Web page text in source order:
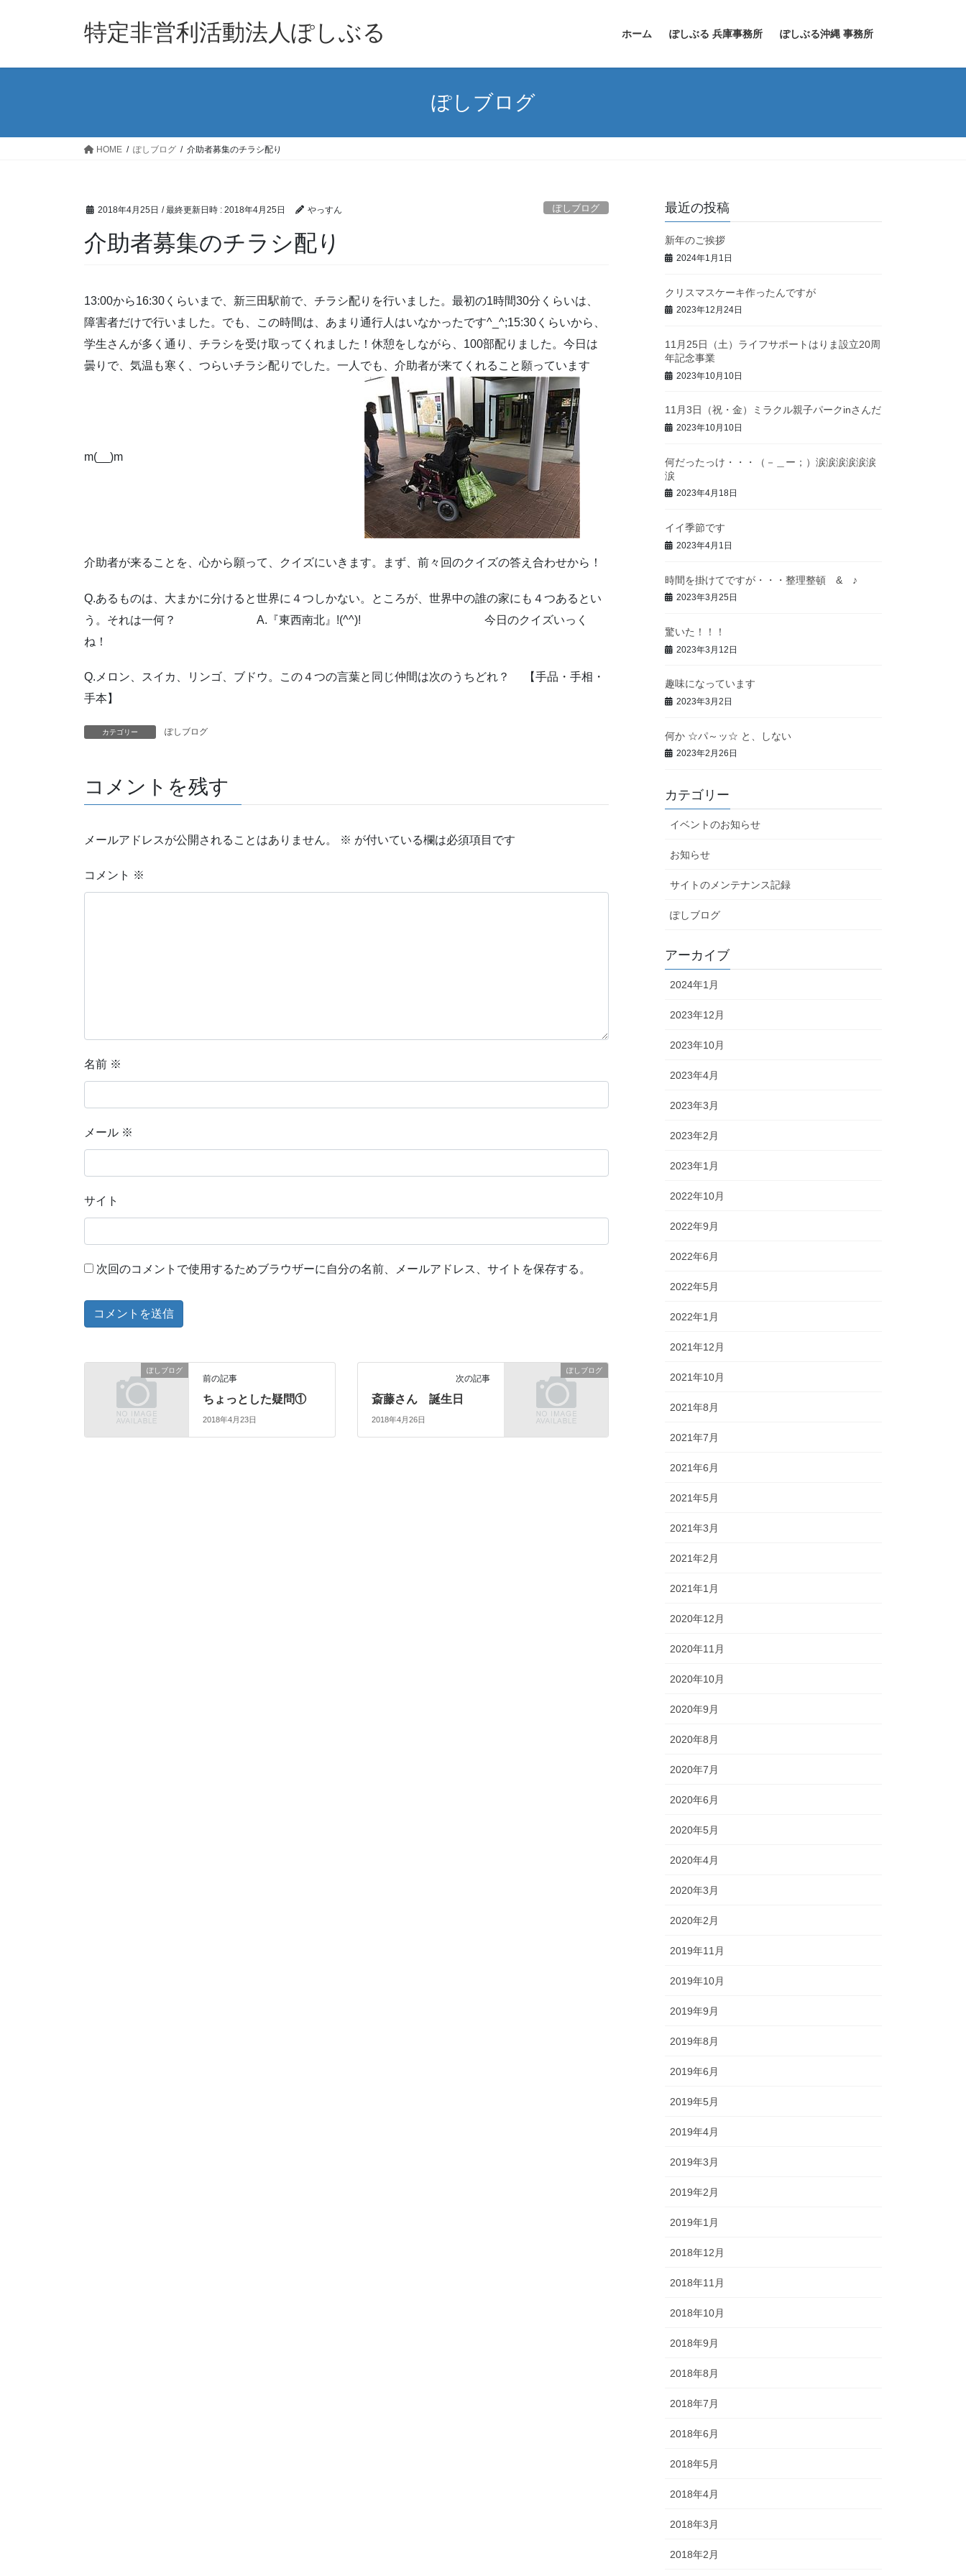
特定非営利活動法人ぽしぶる ホーム ぽしぶる 兵庫事務所 ぽしぶる沖縄 事務所
ぽしブログ
HOME ぽしブログ 介助者募集のチラシ配り
2018年4月25日 / 最終更新日時 : 2018年4月25日 やっすん ぽしブログ
介助者募集のチラシ配り
13:00から16:30くらいまで、新三田駅前で、チラシ配りを行いました。最初の1時間30分くらいは、
障害者だけで行いました。でも、この時間は、あまり通行人はいなかったです^_^;15:30くらいから、
学生さんが多く通り、チラシを受け取ってくれました！休憩をしながら、100部配りました。今日は
曇りで、気温も寒く、つらいチラシ配りでした。一人でも、介助者が来てくれること願っています
m(__)m
介助者が来ることを、心から願って、クイズにいきます。まず、前々回のクイズの答え合わせから！
Q.あるものは、大まかに分けると世界に４つしかない。ところが、世界中の誰の家にも４つあるとい
う。それは一何？ A.『東西南北』!(^^)! 今日のクイズいっく
ね！
Q.メロン、スイカ、リンゴ、ブドウ。この４つの言葉と同じ仲間は次のうちどれ？ 【手品・手相・
手本】
カテゴリー ぽしブログ
コメントを残す
メールアドレスが公開されることはありません。 ※ が付いている欄は必須項目です
コメント ※
名前 ※
メール ※
サイト
次回のコメントで使用するためブラウザーに自分の名前、メールアドレス、サイトを保存する。
ぽしブログ
前の記事
ちょっとした疑問①
2018年4月23日
ぽしブログ
次の記事
斎藤さん 誕生日
2018年4月26日
最近の投稿
新年のご挨拶
2024年1月1日
クリスマスケーキ作ったんですが
2023年12月24日
11月25日（土）ライフサポートはりま設立20周
年記念事業
2023年10月10日
11月3日（祝・金）ミラクル親子パークinさんだ
2023年10月10日
何だったっけ・・・（－＿ー；）涙涙涙涙涙涙
涙
2023年4月18日
イイ季節です
2023年4月1日
時間を掛けてですが・・・整理整頓 & ♪
2023年3月25日
驚いた！！！
2023年3月12日
趣味になっています
2023年3月2日
何か ☆パ～ッ☆ と、しない
2023年2月26日
カテゴリー
イベントのお知らせ
お知らせ
サイトのメンテナンス記録
ぽしブログ
アーカイブ
2024年1月
2023年12月
2023年10月
2023年4月
2023年3月
2023年2月
2023年1月
2022年10月
2022年9月
2022年6月
2022年5月
2022年1月
2021年12月
2021年10月
2021年8月
2021年7月
2021年6月
2021年5月
2021年3月
2021年2月
2021年1月
2020年12月
2020年11月
2020年10月
2020年9月
2020年8月
2020年7月
2020年6月
2020年5月
2020年4月
2020年3月
2020年2月
2019年11月
2019年10月
2019年9月
2019年8月
2019年6月
2019年5月
2019年4月
2019年3月
2019年2月
2019年1月
2018年12月
2018年11月
2018年10月
2018年9月
2018年8月
2018年7月
2018年6月
2018年5月
2018年4月
2018年3月
2018年2月